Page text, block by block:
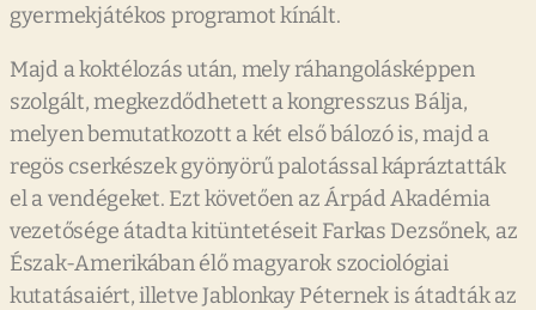
gyermekjátékos programot kínált.
Majd a koktélozás után, mely ráhangolásképpen
szolgált, megkezdődhetett a kongresszus Bálja,
melyen bemutatkozott a két első bálozó is, majd a
regös cserkészek gyönyörű palotással kápráztatták
el a vendégeket. Ezt követően az Árpád Akadémia
vezetősége átadta kitüntetéseit Farkas Dezsőnek, az
Észak-Amerikában élő magyarok szociológiai
kutatásaiért, illetve Jablonkay Péternek is átadták az